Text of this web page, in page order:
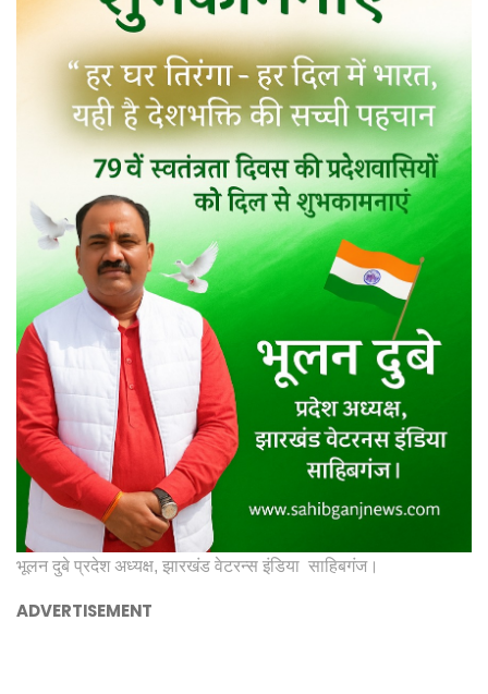
भूलन दुबे प्रदेश अध्यक्ष, झारखंड वेटरन्स इंडिया साहिबगंज।
ADVERTISEMENT